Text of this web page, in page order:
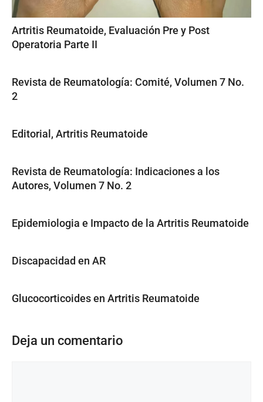
Artritis Reumatoide, Evaluación Pre y Post
Operatoria Parte II
Revista de Reumatología: Comité, Volumen 7 No.
2
Editorial, Artritis Reumatoide
Revista de Reumatología: Indicaciones a los
Autores, Volumen 7 No. 2
Epidemiologia e Impacto de la Artritis Reumatoide
Discapacidad en AR
Glucocorticoides en Artritis Reumatoide
Deja un comentario